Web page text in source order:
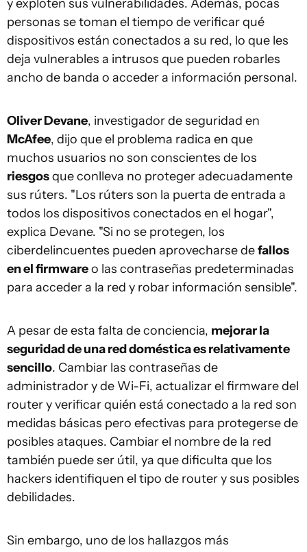
y exploten sus vulnerabilidades. Además, pocas
personas se toman el tiempo de verificar qué
dispositivos están conectados a su red, lo que les
deja vulnerables a intrusos que pueden robarles
ancho de banda o acceder a información personal.
Oliver Devane, investigador de seguridad en
McAfee, dijo que el problema radica en que
muchos usuarios no son conscientes de los
riesgosque conlleva no proteger adecuadamente
sus rúters. "Los rúters son la puerta de entrada a
todos los dispositivos conectados en el hogar",
explica Devane. "Si no se protegen, los
ciberdelincuentes pueden aprovecharse defallos
en el firmwareo las contraseñas predeterminadas
para acceder a la red y robar información sensible".
A pesar de esta falta de conciencia, mejorar la
seguridad de una red doméstica es relativamente
sencillo. Cambiar las contraseñas de
administrador y de Wi-Fi, actualizar el firmware del
router y verificar quién está conectado a la red son
medidas básicas pero efectivas para protegerse de
posibles ataques. Cambiar el nombre de la red
también puede ser útil, ya que dificulta que los
hackers identifiquen el tipo de router y sus posibles
debilidades.
Sin embargo, uno de los hallazgos más